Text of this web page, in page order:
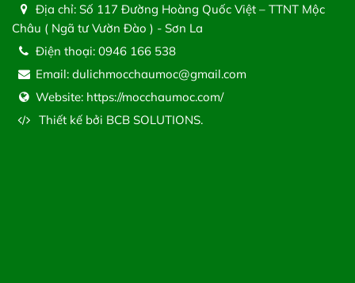
Địa chỉ: Số 117 Đường Hoàng Quốc Việt – TTNT Mộc
Châu ( Ngã tư Vườn Đào ) - Sơn La
Điện thoại: 0946 166 538
Email: dulichmocchaumoc@gmail.com
Website: https://mocchaumoc.com/
Thiết kế bởi BCB SOLUTIONS.